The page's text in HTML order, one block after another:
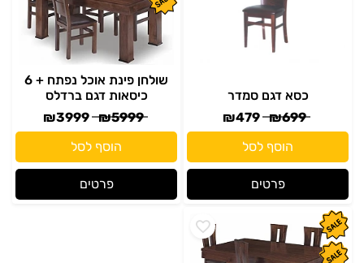
₪ 699
₪479
הוסף לסל
פרטים
כיסאות דגם ברדלס
₪5999
₪3999
הוסף לסל
פרטים